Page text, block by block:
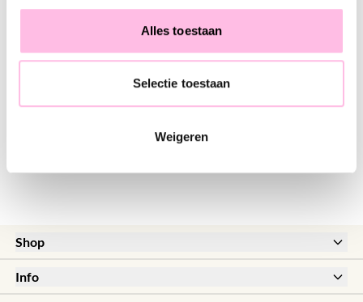
Alles toestaan
Selectie toestaan
Weigeren
€27.95€22.95 €32.95€24.95
Natural stone bead necklace XL - butter yellow
€29.95 €32.95€24.95
Shop
New
Sale
Info
Help & FAQ